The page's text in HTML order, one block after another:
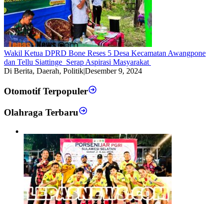
Wakil Ketua DPRD Bone Reses 5 Desa Kecamatan Awangpone
dan Tellu Siattinge Serap Aspirasi Masyarakat
Di Berita, Daerah, Politik|Desember 9, 2024
Otomotif Terpopuler
Olahraga Terbaru